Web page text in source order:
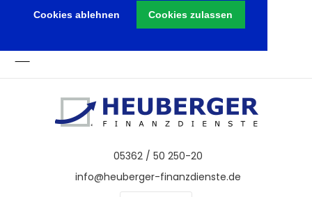
Cookies ablehnen Cookies zulassen
05362 / 50 250-20
info@heuberger-finanzdienste.de